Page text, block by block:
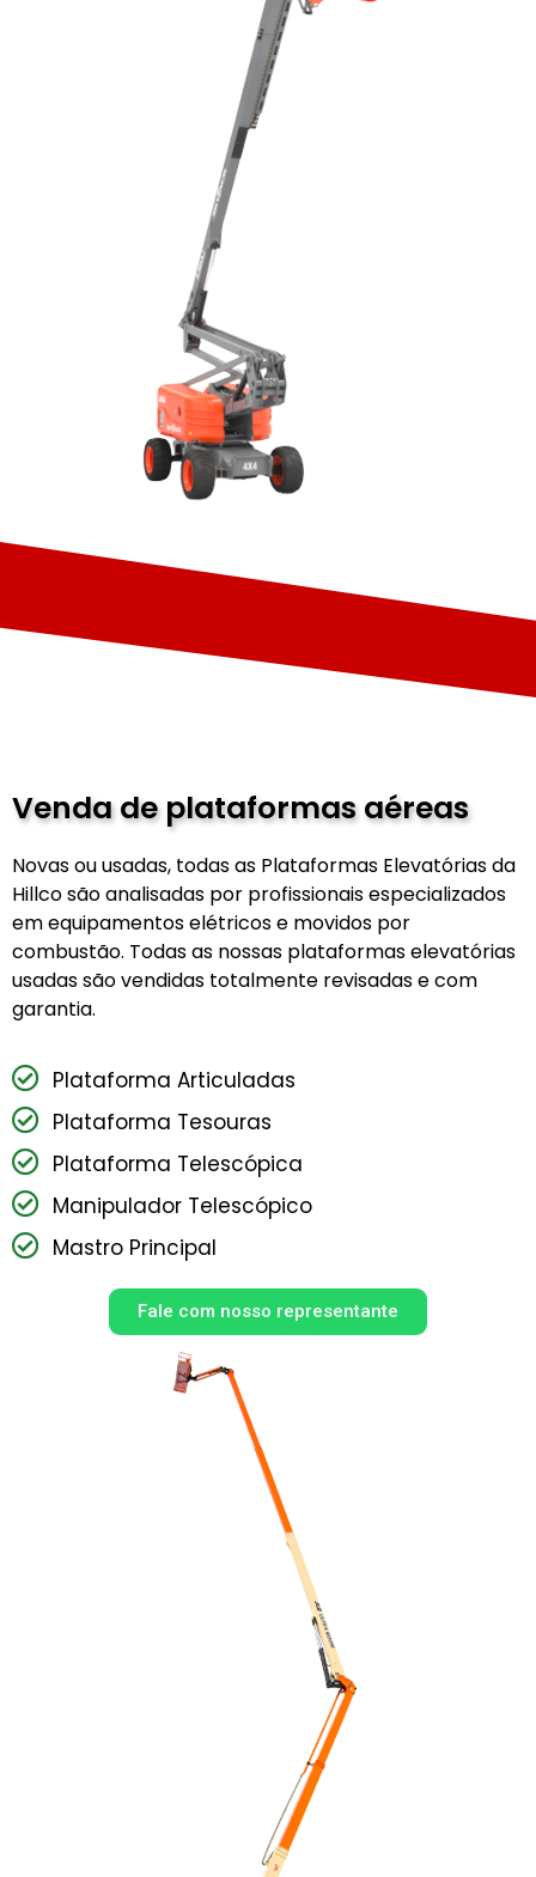
Venda de plataformas aéreas
Novas ou usadas, todas as Plataformas Elevatórias da
Hillco são analisadas por profissionais especializados
em equipamentos elétricos e movidos por
combustão. Todas as nossas plataformas elevatórias
usadas são vendidas totalmente revisadas e com
garantia.
Plataforma Articuladas
Plataforma Tesouras
Plataforma Telescópica
Manipulador Telescópico
Mastro Principal
Fale com nosso representante